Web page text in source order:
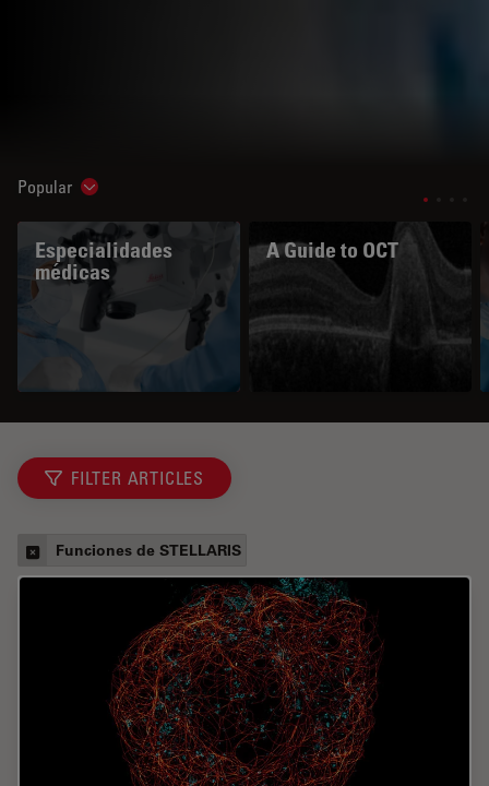
Popular Show subnavigation
Especialidades
médicas
A Guide to OCT
FILTER ARTICLES
Funciones de STELLARIS